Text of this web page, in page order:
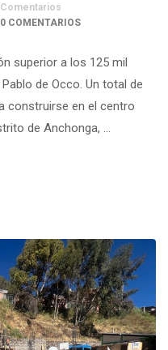
Comentarios
0 COMENTARIOS
superior a los 125 mil
de Occo. Un total de
construirse en el centro
de Anchonga, …